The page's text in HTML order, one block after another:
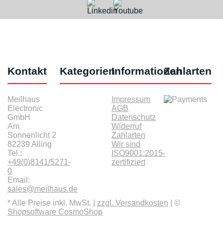
Kontakt
Meilhaus
Electronic
GmbH
Am
Sonnenlicht 2
82239 Alling
Tel.:
+49(0)8141/5271-
0
Email:
sales@meilhaus.de
KategorienInformationen
Impressum
AGB
Datenschutz
Widerruf
Zahlarten
Wir sind
ISO9001:2015-
zertifiziert
Zahlarten
* Alle Preise inkl. MwSt. | zzgl. Versandkosten | ©
Shopsoftware CosmoShop